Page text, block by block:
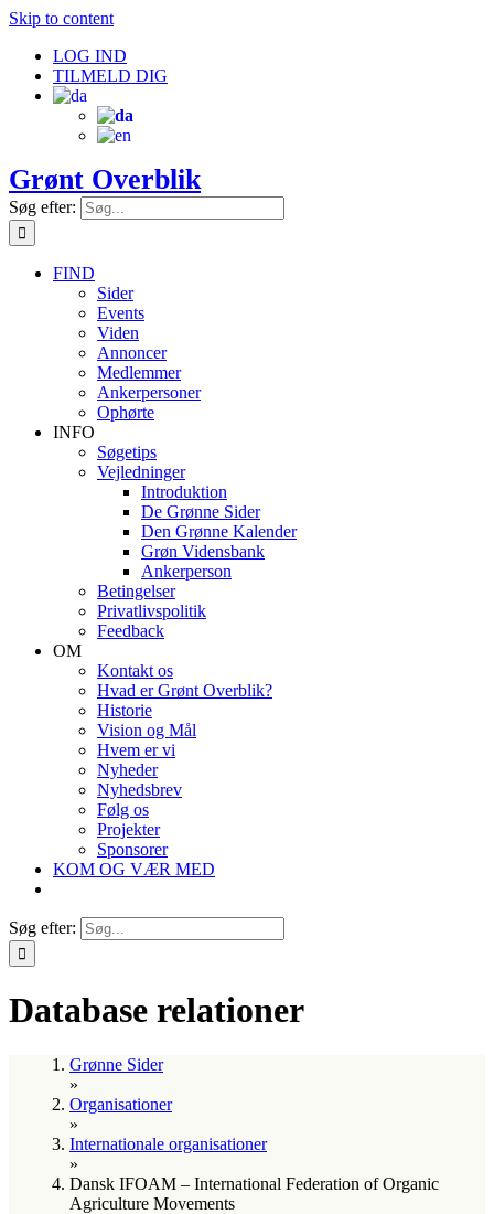
Skip to content
LOG IND
TILMELD DIG
Grønt Overblik
Søg efter:
FIND
Sider
Events
Viden
Annoncer
Medlemmer
Ankerpersoner
Ophørte
INFO
Søgetips
Vejledninger
Introduktion
De Grønne Sider
Den Grønne Kalender
Grøn Vidensbank
Ankerperson
Betingelser
Privatlivspolitik
Feedback
OM
Kontakt os
Hvad er Grønt Overblik?
Historie
Vision og Mål
Hvem er vi
Nyheder
Nyhedsbrev
Følg os
Projekter
Sponsorer
KOM OG VÆR MED
Søg efter:
Database relationer
Grønne Sider
»
Organisationer
»
Internationale organisationer
»
Dansk IFOAM – International Federation of Organic
Agriculture Movements